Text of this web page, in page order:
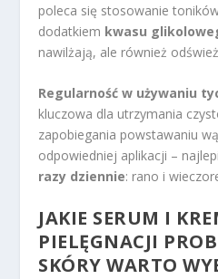
poleca się stosowanie
dodatkiem kwasu
nawilżają, ale również
Regularność w używaniu
kluczowa dla utrzymania
zapobiegania powstawaniu
odpowiedniej aplikacji –
razy dziennie: rano i
JAKIE SERUM I
PIELĘGNACJI
SKÓRY WARTO